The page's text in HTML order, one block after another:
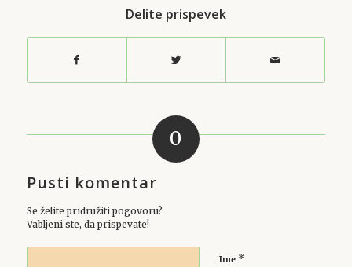
Delite prispevek
0
Pusti komentar
Se želite pridružiti pogovoru?
Vabljeni ste, da prispevate!
Ime *